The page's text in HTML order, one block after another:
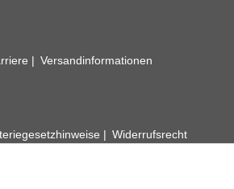
Versandinformationen
Widerrufsrecht